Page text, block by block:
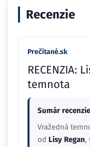
Recenzie
Prečítané.sk
RECENZIA:
temnota
Sumár recenzie
Vražedná
od Lisy Regan,